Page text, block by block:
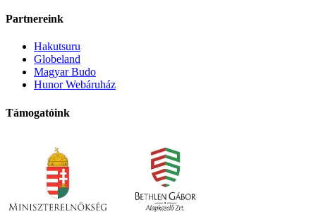
Partnereink
Hakutsuru
Globeland
Magyar Budo
Hunor Webáruház
Támogatóink